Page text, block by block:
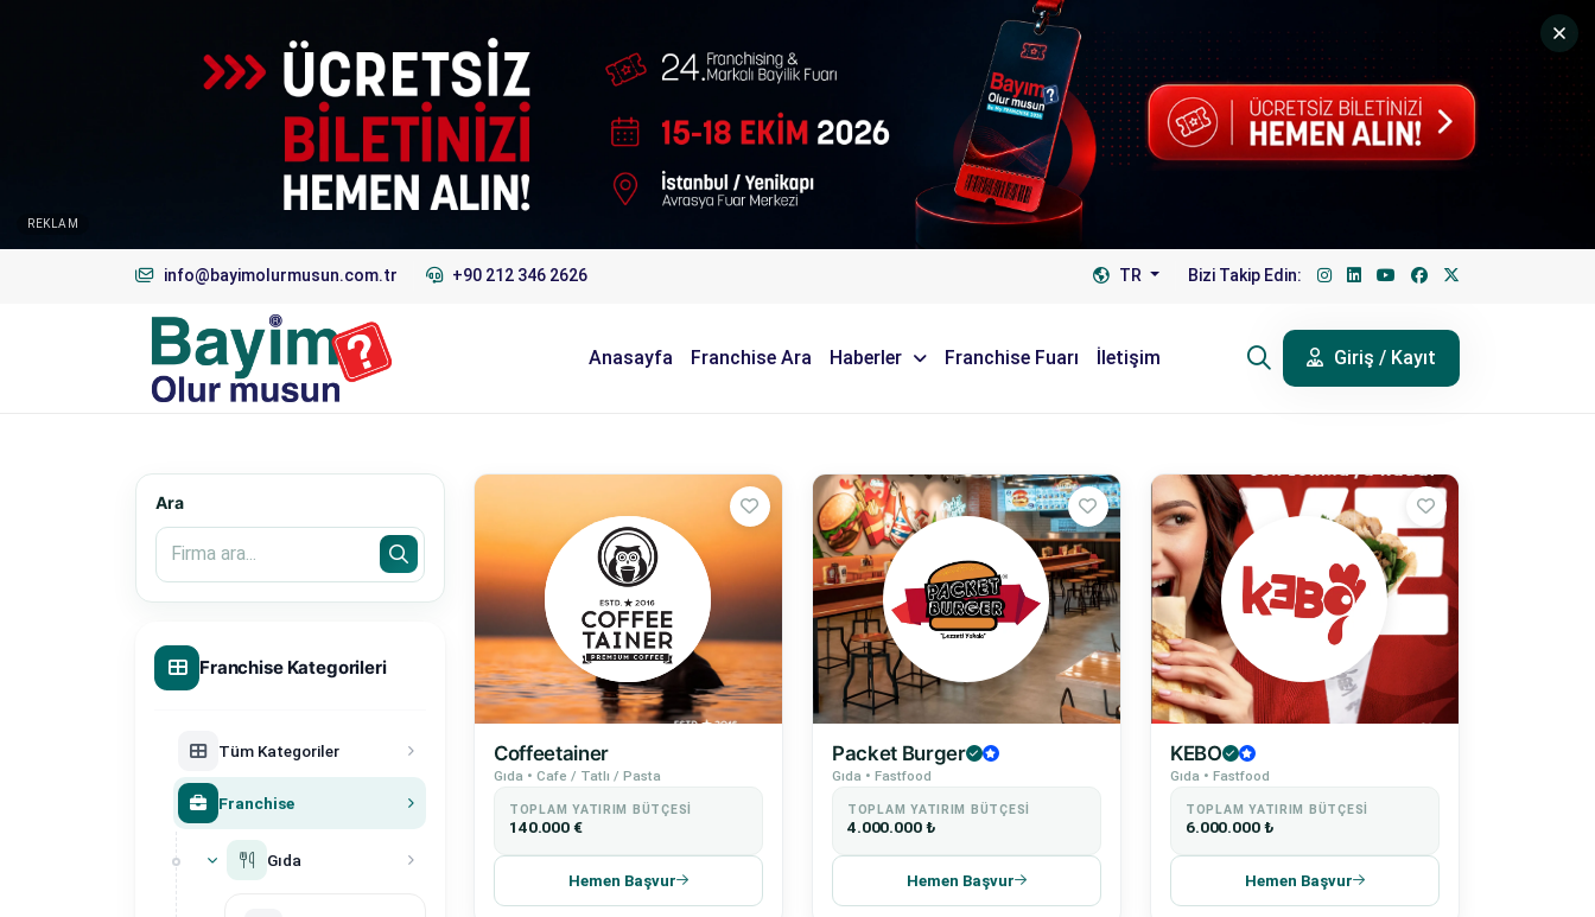
REKLAM
info@bayimolurmusun.com.tr +90 212 346 2626 TR Bizi Takip Edin:
Anasayfa Franchise Ara Haberler Franchise Fuarı İletişim Giriş / Kayıt
Ara
Franchise Kategorileri
Tüm Kategoriler
Franchise
Gıda
Coffeetainer
Gıda • Cafe / Tatlı / Pasta
TOPLAM YATIRIM BÜTÇESI
140.000 €
Hemen Başvur
Packet Burger
Gıda • Fastfood
TOPLAM YATIRIM BÜTÇESI
4.000.000 ₺
Hemen Başvur
KEBO
Gıda • Fastfood
TOPLAM YATIRIM BÜTÇESI
6.000.000 ₺
Hemen Başvur